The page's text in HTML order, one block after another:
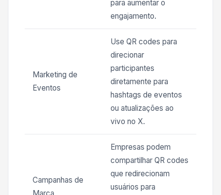
para aumentar o
engajamento.
Marketing de
Eventos
Use QR codes para
direcionar
participantes
diretamente para
hashtags de eventos
ou atualizações ao
vivo no X.
Campanhas de
Empresas podem
compartilhar QR codes
que redirecionam
usuários para